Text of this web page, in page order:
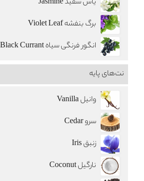
یاس سفید Jasmine
برگ بنفشه Violet Leaf
انگور فرنگی سیاه Black Currant
نت‌های پایه
وانیل Vanilla
سرو Cedar
زنبق Iris
نارگيل Coconut